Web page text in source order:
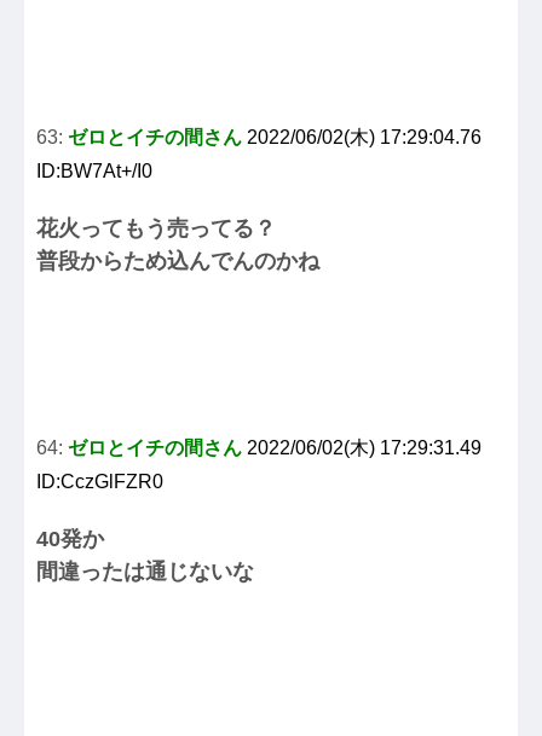
63: ゼロとイチの間さん 2022/06/02(木) 17:29:04.76
ID:BW7At+/I0
花火ってもう売ってる？
普段からため込んでんのかね
64: ゼロとイチの間さん 2022/06/02(木) 17:29:31.49
ID:CczGlFZR0
40発か
間違ったは通じないな